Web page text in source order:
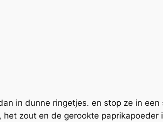
in dunne ringetjes. en stop ze in een
zout en de gerookte paprikapoeder